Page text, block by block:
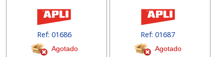
Ref: 01686
Agotado
Ref: 01687
Agotado